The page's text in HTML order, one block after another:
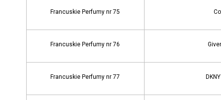
Francuskie Perfumy nr 75
Francuskie Perfumy nr 76
Francuskie Perfumy nr 77